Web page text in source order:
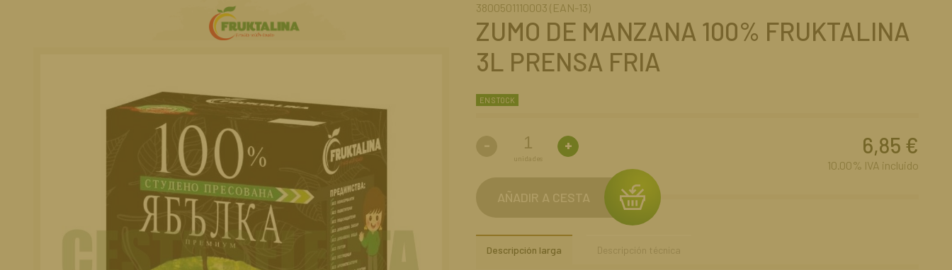
3800501110003 (EAN-13)
ZUMO DE MANZANA 100% FRUKTALINA
3L PRENSA FRIA
EN STOCK
-
unidades
+
AÑADIR A CESTA
6,85 €
10.00% IVA incluido
Descripción larga Descripción técnica